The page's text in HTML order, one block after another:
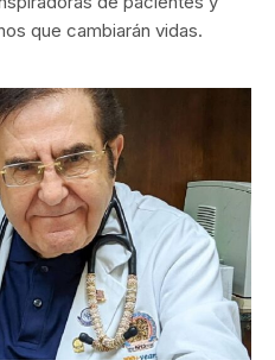
que cambiarán vidas.